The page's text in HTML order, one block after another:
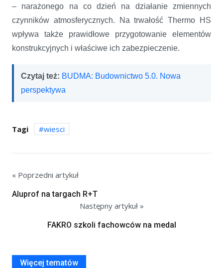
– narażonego na co dzień na działanie zmiennych
czynników atmosferycznych. Na trwałość Thermo HS
wpływa także prawidłowe przygotowanie elementów
konstrukcyjnych i właściwe ich zabezpieczenie.
Czytaj też: BUDMA: Budownictwo 5.0. Nowa
perspektywa
Tagi wiesci
« Poprzedni artykuł
Aluprof na targach R+T
Następny artykuł »
FAKRO szkoli fachowców na medal
Więcej tematów